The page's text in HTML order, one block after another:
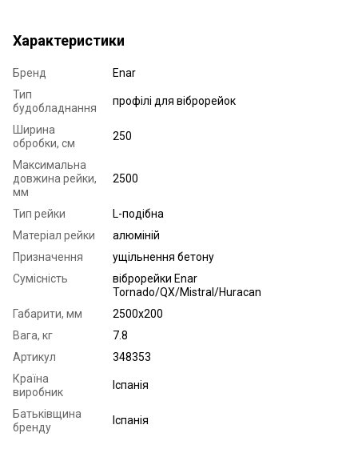
Характеристики
Бренд
Enar
Тип
будобладнання
профілі для віброрейок
Ширина
обробки, см
250
Максимальна
довжина рейки,
мм
2500
Тип рейки
L-подібна
Матеріал рейки
алюміній
Призначення
ущільнення бетону
Сумісність
віброрейки Enar
Tornado/QX/Mistral/Huracan
Габарити, мм
2500х200
Вага, кг
7.8
Артикул
348353
Країна
виробник
Іспанія
Батьківщина
бренду
Іспанія